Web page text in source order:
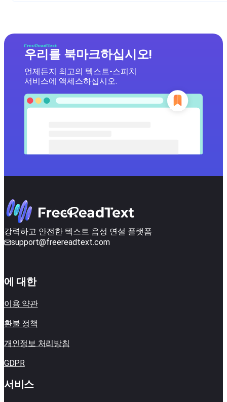
우리를 북마크하십시오!
언제든지 최고의 텍스트-스피치
서비스에 액세스하십시오.
강력하고 안전한 텍스트 음성 연설 플랫폼
support@freereadtext.com
에 대한
이용 약관
환불 정책
개인정보 처리방침
GDPR
서비스